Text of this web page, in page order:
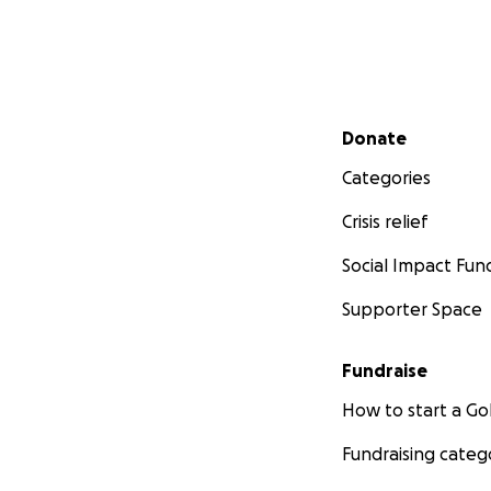
Secondary menu
Donate
Categories
Crisis relief
Social Impact
Supporter Space
Fundraise
How to start a
Fundraising